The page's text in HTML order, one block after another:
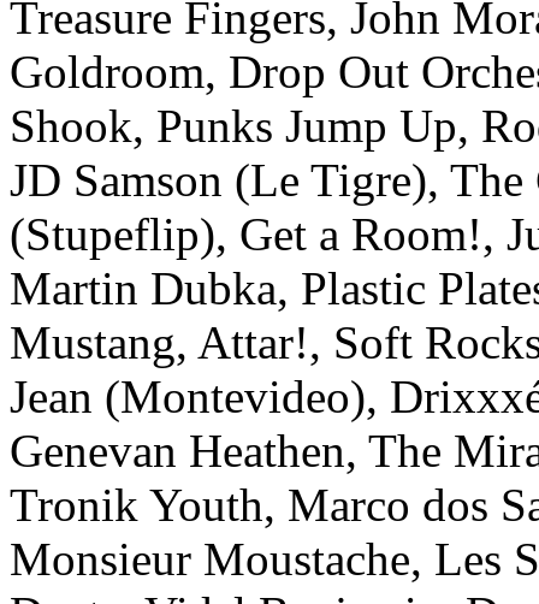
Treasure Fingers, John
Goldroom, Drop Out
Shook, Punks Jump Up,
JD Samson (Le Tigre),
(Stupeflip), Get a Room!,
Martin Dubka, Plastic
Mustang, Attar!, Soft
Jean (Montevideo),
Genevan Heathen, The
Tronik Youth, Marco dos
Monsieur Moustache, Les